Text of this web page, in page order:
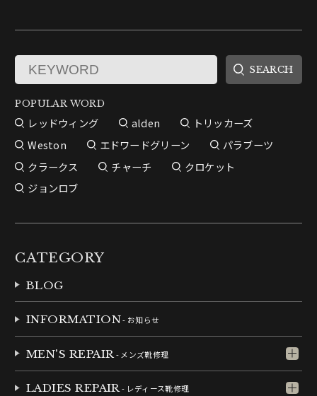
POPULAR WORD
レッドウィング alden
トリッカーズ
Weston
エドワードグリーン
パラブーツ
クラークス
チャーチ
クロケット
ジョンロブ
CATEGORY
BLOG
INFORMATION- お知らせ
MEN'S REPAIR- メンズ靴修理
LADIES REPAIR- レディース靴修理